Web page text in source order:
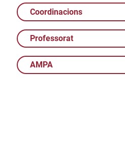
Coordinacions
Professorat
AMPA